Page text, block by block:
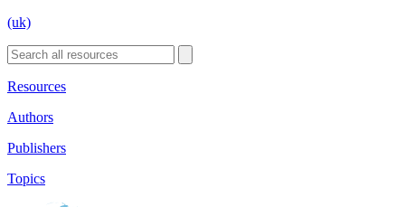
(uk)
Resources
Authors
Publishers
Topics